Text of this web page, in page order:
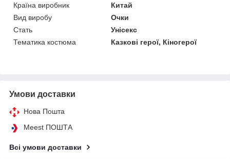
Країна виробник
Китай
Вид виробу
Очки
Стать
Унісекс
Тематика костюма
Казкові герої, Кіногерої
Умови доставки
Нова Пошта
Meest ПОШТА
Всі умови доставки